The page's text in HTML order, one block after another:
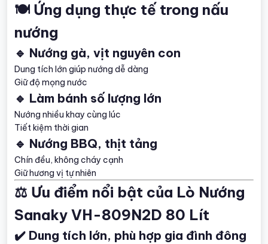
🍽️ Ứng dụng thực tế trong nấu
nướng
🔹 Nướng gà, vịt nguyên con
Dung tích lớn giúp nướng dễ dàng
Giữ độ mọng nước
🔹 Làm bánh số lượng lớn
Nướng nhiều khay cùng lúc
Tiết kiệm thời gian
🔹 Nướng BBQ, thịt tảng
Chín đều, không cháy cạnh
Giữ hương vị tự nhiên
⚖️ Ưu điểm nổi bật của Lò Nướng
Sanaky VH-809N2D 80 Lít
✔️ Dung tích lớn, phù hợp gia đình đông